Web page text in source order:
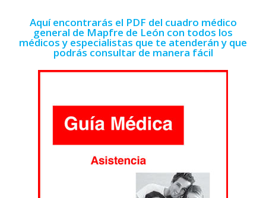
Aquí encontrarás el PDF del cuadro médico
general de Mapfre de León con todos los
médicos y especialistas que te atenderán y que
podrás consultar de manera fácil